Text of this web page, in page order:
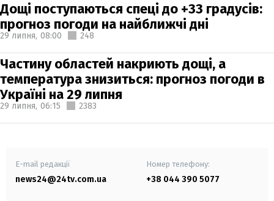
Дощі поступаються спеці до +33 градусів:
прогноз погоди на найближчі дні
29 липня, 08:00 248
Частину областей накриють дощі, а
температура знизиться: прогноз погоди в
Україні на 29 липня
29 липня, 06:15 2383
E-mail редакції
news24@24tv.com.ua
Номер телефону:
+38 044 390 5077